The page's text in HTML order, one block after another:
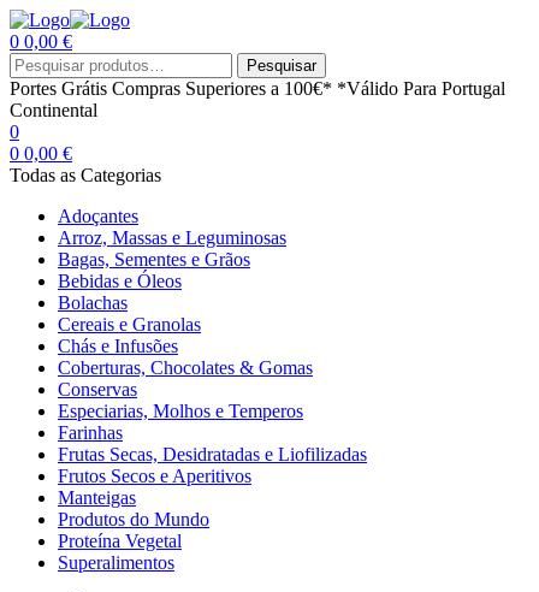
0 0,00 €
Menu
Procurar
por:
Pesquisar
Portes Grátis Compras Superiores a 100€* *Válido Para Portugal
Continental
0
0 0,00 €
Todas as Categorias
Adoçantes
Arroz, Massas e Leguminosas
Bagas, Sementes e Grãos
Bebidas e Óleos
Bolachas
Cereais e Granolas
Chás e Infusões
Coberturas, Chocolates & Gomas
Conservas
Especiarias, Molhos e Temperos
Farinhas
Frutas Secas, Desidratadas e Liofilizadas
Frutos Secos e Aperitivos
Manteigas
Produtos do Mundo
Proteína Vegetal
Superalimentos